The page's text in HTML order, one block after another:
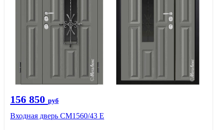
156 850 руб
Входная дверь СМ1560/43 Е